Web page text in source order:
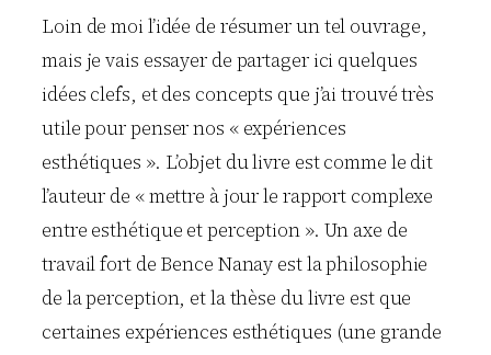
Loin de moi l’idée de résumer un tel ouvrage,
mais je vais essayer de partager ici quelques
idées clefs, et des concepts que j’ai trouvé très
utile pour penser nos « expériences
esthétiques ». L’objet du livre est comme le dit
l’auteur de « mettre à jour le rapport complexe
entre esthétique et perception ». Un axe de
travail fort de Bence Nanay est la philosophie
de la perception, et la thèse du livre est que
certaines expériences esthétiques (une grande